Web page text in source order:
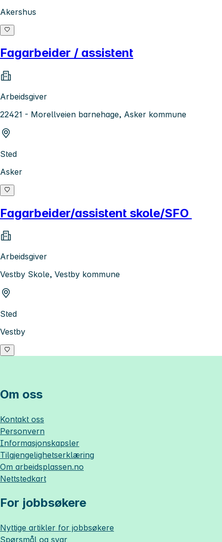
Akershus
Fagarbeider / assistent
Arbeidsgiver
22421 - Morellveien barnehage, Asker kommune
Sted
Asker
Fagarbeider/assistent skole/SFO
Arbeidsgiver
Vestby Skole, Vestby kommune
Sted
Vestby
Om oss
Kontakt oss
Personvern
Informasjonskapsler
Tilgjengelighetserklæring
Om arbeidsplassen.no
Nettstedkart
For jobbsøkere
Nyttige artikler for jobbsøkere
Spørsmål og svar